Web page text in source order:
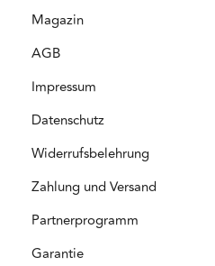
Magazin
AGB
Impressum
Datenschutz
Widerrufsbelehrung
Zahlung und Versand
Partnerprogramm
Garantie